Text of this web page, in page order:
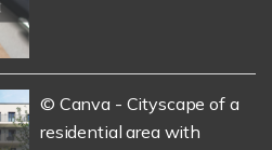
© Canva - Cityscape of a
residential area with